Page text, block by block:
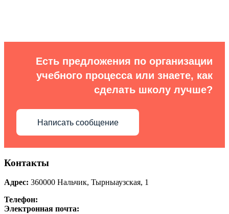
Есть предложения по организации
учебного процесса или знаете, как
сделать школу лучше?
Написать сообщение
Контакты
Адрес: 360000 Нальчик, Тырныаузская, 1
Телефон:
Электронная почта: